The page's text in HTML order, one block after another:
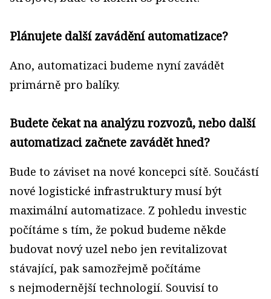
Plánujete další zavádění automatizace?
Ano, automatizaci budeme nyní zavádět
primárně pro balíky.
Budete čekat na analýzu rozvozů, nebo další
automatizaci začnete zavádět hned?
Bude to záviset na nové koncepci sítě. Součástí
nové logistické infrastruktury musí být
maximální automatizace. Z pohledu investic
počítáme s tím, že pokud budeme někde
budovat nový uzel nebo jen revitalizovat
stávající, pak samozřejmě počítáme
s nejmodernější technologií. Souvisí to